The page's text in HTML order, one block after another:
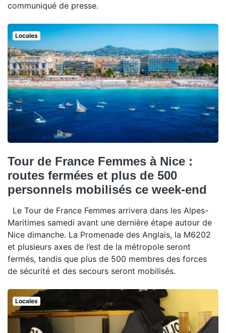
communiqué de presse.
Locales
Tour de France Femmes à Nice :
routes fermées et plus de 500
personnels mobilisés ce week-end
Le Tour de France Femmes arrivera dans les Alpes-
Maritimes samedi avant une dernière étape autour de
Nice dimanche. La Promenade des Anglais, la M6202
et plusieurs axes de l’est de la métropole seront
fermés, tandis que plus de 500 membres des forces
de sécurité et des secours seront mobilisés.
Locales